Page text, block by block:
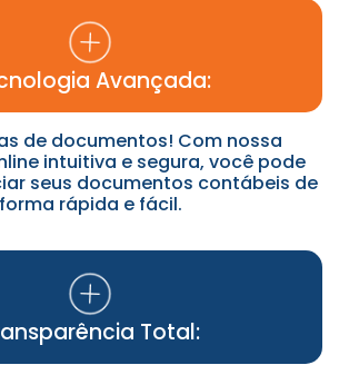
Avançada:
de documentos! Com nossa
intuitiva e segura, você pode
seus documentos contábeis de
forma rápida e fácil.
Total: